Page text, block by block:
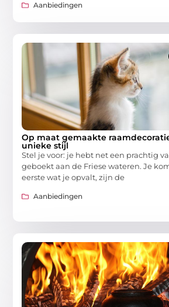
Aanbiedingen
Op maat gemaakte
unieke stijl
Stel je voor: je hebt net een prachtig
geboekt aan de Friese wateren. Je
eerste wat je opvalt, zijn de
Aanbiedingen